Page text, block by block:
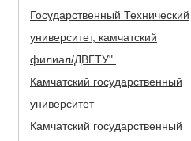
Государственный Технический
университет, камчатский
филиал/ДВГТУ"
Камчатский государственный
университет
Камчатский государственный